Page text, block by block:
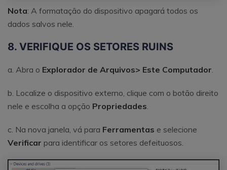
Nota: A formatação do dispositivo apagará todos os
dados salvos nele.
8. VERIFIQUE OS SETORES RUINS
a. Abra o Explorador de Arquivos> Este Computador
b. Localize o dispositivo externo, clique com o botão direito
nele e escolha a opção Propriedades
c. Na nova janela, vá para Ferramentas e selecione
Verificar para identificar os setores defeituosos.